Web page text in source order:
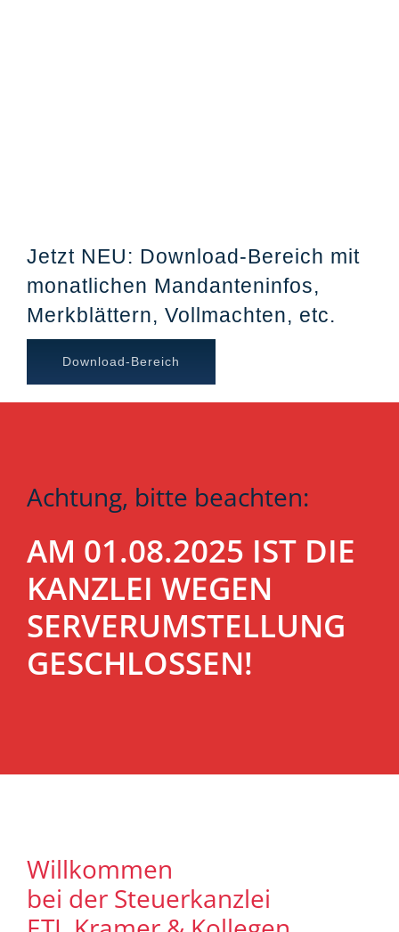
Jetzt NEU: Download-Bereich mit
monatlichen Mandanteninfos,
Merkblättern, Vollmachten, etc.
Download-Bereich
Achtung, bitte beachten:
AM 01.08.2025 IST DIE
KANZLEI WEGEN
SERVERUMSTELLUNG
GESCHLOSSEN!
Willkommen
bei der Steuerkanzlei